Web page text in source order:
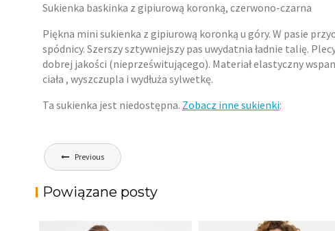
Sukienka baskinka z gipiurową koronką, czerwono-czarna
Piękna mini sukienka z gipiurową koronką u góry. W pasie
spódnicy. Szerszy sztywniejszy pas uwydatnia ładnie talię.
dobrej jakości (nieprześwitującego). Materiał elastyczny
ciała , wyszczupla i wydłuża sylwetkę.
Ta sukienka jest niedostępna. Zobacz inne sukienki:
Nawigacja
wpisu
Previous
Powiązane posty